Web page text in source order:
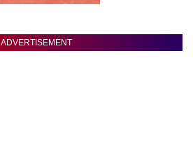
ADVERTISEMENT